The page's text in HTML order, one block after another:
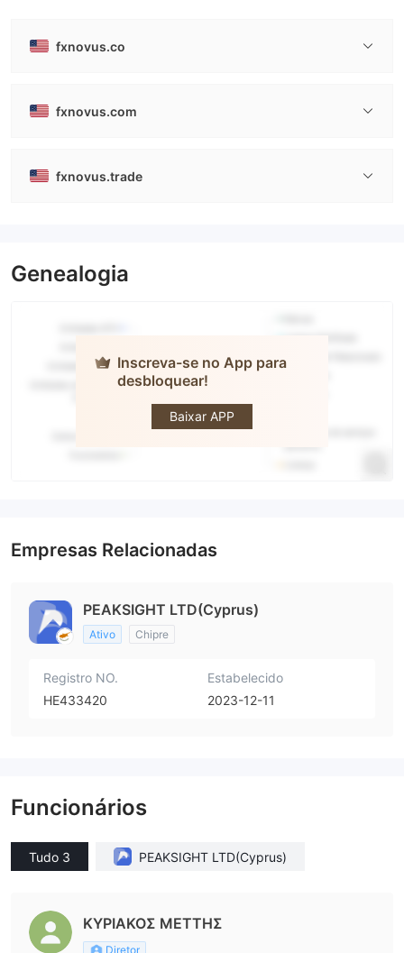
fxnovus.co
fxnovus.com
fxnovus.trade
Genealogia
Inscreva-se no App para
desbloquear!
Baixar APP
FXNovus
Empresas Relacionadas
PEAKSIGHT LTD(Cyprus)
Ativo Chipre
Registro NO.
HE433420
Estabelecido
2023-12-11
Funcionários
Tudo 3 PEAKSIGHT LTD(Cyprus)
ΚΥΡΙΑΚΟΣ ΜΕΤΤΗΣ
Diretor